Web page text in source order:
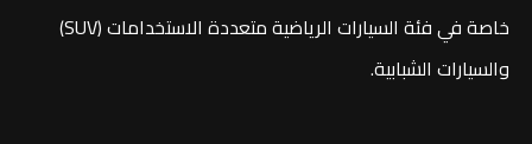
خاصة في فئة السيارات الرياضية متعددة الاستخدامات (SUV)
والسيارات الشبابية.